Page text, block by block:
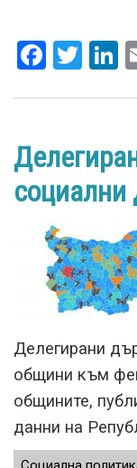
социални
Делегирани
общини към
общините,
данни на